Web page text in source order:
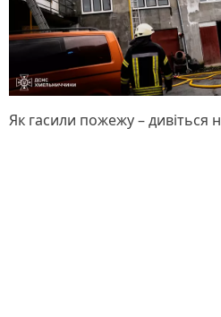
Як гасили пожежу – дивіться